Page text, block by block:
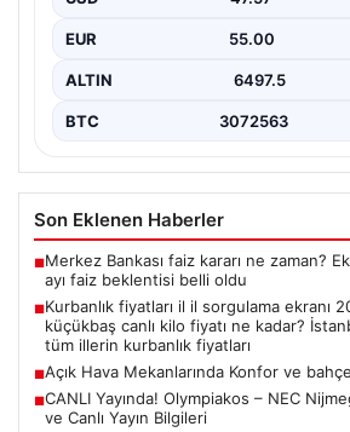
EUR 55.00
ALTIN 6497.5
BTC 3072563
Son Eklenen Haberler
■Merkez Bankası faiz kararı ne zaman?
ayı faiz beklentisi belli oldu
■Kurbanlık fiyatları il il sorgulama ekranı
küçükbaş canlı kilo fiyatı ne kadar?
tüm illerin kurbanlık fiyatları
■Açık Hava Mekanlarında Konfor ve bahçe
■CANLI Yayında! Olympiakos – NEC
ve Canlı Yayın Bilgileri